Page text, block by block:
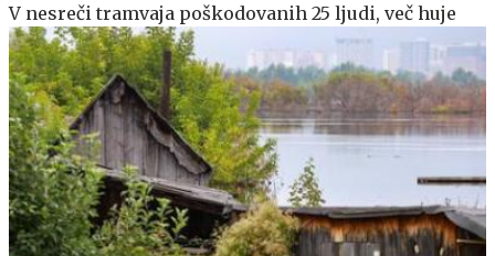
V nesreči tramvaja poškodovanih 25 ljudi, več huje